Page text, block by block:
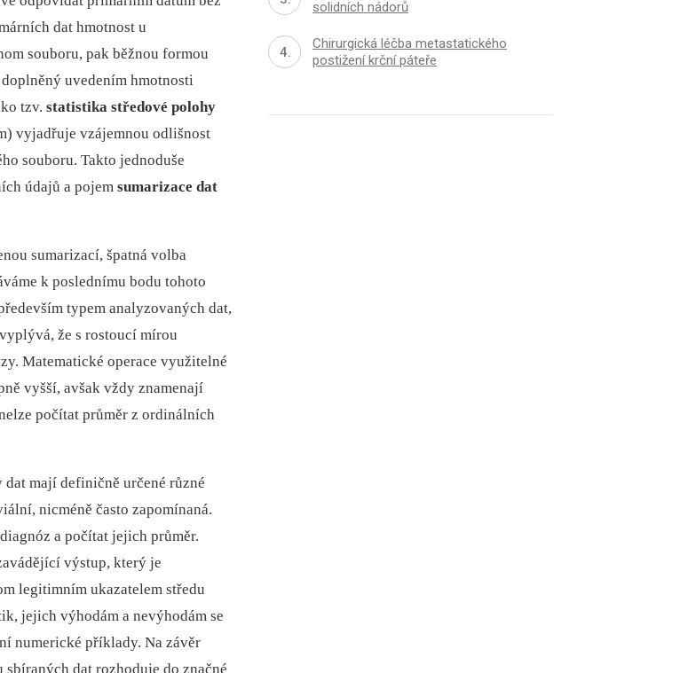
dat hmotnost u
souboru, pak běžnou formou
uvedením hmotnosti
tzv. statistika středové polohy
vyjadřuje vzájemnou odlišnost
souboru. Takto jednoduše
údajů a pojem sumarizace dat
sumarizací, špatná volba
k poslednímu bodu tohoto
typem analyzovaných dat,
že s rostoucí mírou
Matematické operace využitelné
vyšší, avšak vždy znamenají
počítat průměr z ordinálních
mají definičně určené různé
nicméně často zapomínaná.
a počítat jejich průměr.
výstup, který je
legitimním ukazatelem středu
jejich výhodám a nevýhodám se
numerické příklady. Na závěr
dat rozhoduje do značné
solidních nádorů
Chirurgická léčba metastatického
postižení krční páteře